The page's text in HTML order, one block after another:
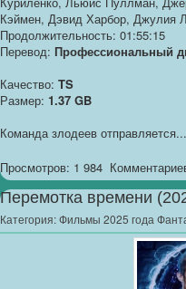
Кэймен, Дэвид Харбор, Джулия
Продолжительность: 01:55:15
Перевод: Профессиональный
Качество: TS
Размер: 1.37 GB
Команда злодеев отправляется...
Просмотров: 1 984
Перемотка времени
Категория:Фильмы 2025 года